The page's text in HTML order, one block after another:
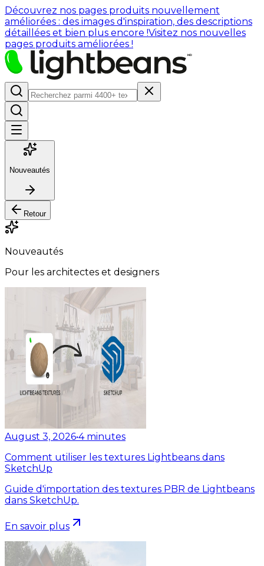
Découvrez nos pages produits nouvellement
améliorées : des images d'inspiration, des descriptions
détaillées et bien plus encore !Visitez nos nouvelles
pages produits améliorées !
Nouveautés
Retour
Nouveautés
Pour les architectes et designers
August 3, 2026•4 minutes
Comment utiliser les textures Lightbeans dans
SketchUp
Guide d'importation des textures PBR de Lightbeans
dans SketchUp.
En savoir plus